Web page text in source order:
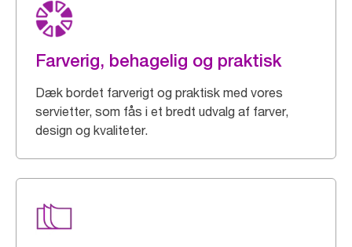
Farverig, behagelig og praktisk
Dæk bordet farverigt og praktisk med vores
servietter, som fås i et bredt udvalg af farver,
design og kvaliteter.